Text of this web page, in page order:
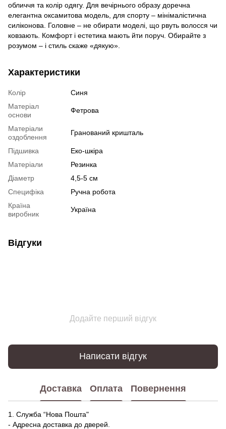
обличчя та колір одягу. Для вечірнього образу доречна
елегантна оксамитова модель, для спорту – мінімалістична
силіконова. Головне – не обирати моделі, що рвуть волосся чи
ковзають. Комфорт і естетика мають йти поруч. Обирайте з
розумом – і стиль скаже «дякую».
Характеристики
Колір
Синя
Матеріал
основи
Фетрова
Матеріали
оздоблення
Гранований кришталь
Підшивка
Еко-шкіра
Матеріали
Резинка
Діаметр
4,5-5 см
Специфіка
Ручна робота
Країна
виробник
Україна
Відгуки
Додайте перший відгук
Написати відгук
Доставка Оплата Повернення
1. Служба “Нова Пошта"
- Адресна доставка до дверей.